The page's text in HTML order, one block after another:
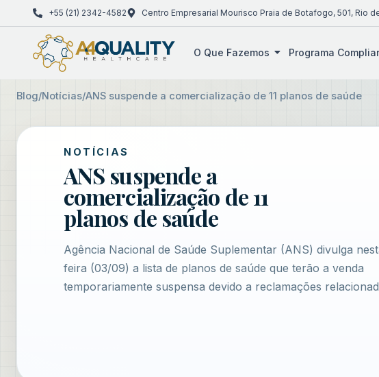
+55 (21) 2342-4582 Centro Empresarial Mourisco Praia de Botafogo, 501, Rio
O Que Fazemos Programa
Blog/Notícias/ANS suspende a comercialização de 11 planos de saúde
NOTÍCIAS
ANS suspende a
comercialização de 11
planos de saúde
Agência Nacional de Saúde Suplementar (ANS) divulga
feira (03/09) a lista de planos de saúde que terão a venda
temporariamente suspensa devido a reclamações